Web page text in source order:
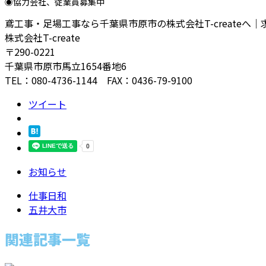
鳶工事・足場工事なら千葉県市原市の株式会社T-createへ｜
株式会社T-create
〒290-0221
千葉県市原市馬立1654番地6
TEL：080-4736-1144 FAX：0436-79-9100
ツイート
お知らせ
仕事日和
五井大市
関連記事一覧